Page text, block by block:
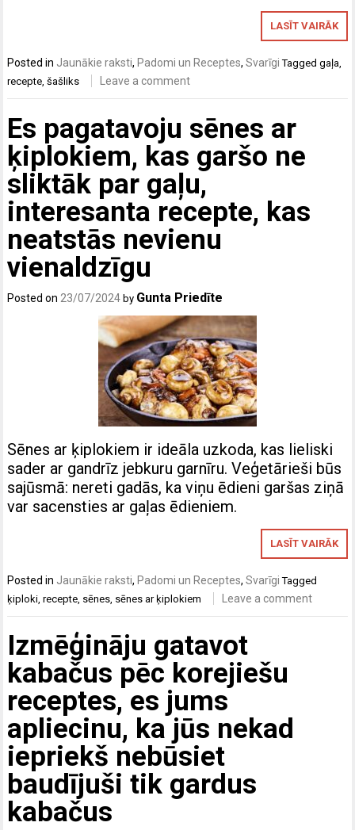
LASĪT VAIRĀK
Posted in Jaunākie raksti, Padomi un Receptes,Svarīgi Taggedgaļa,
recepte,šašliks Leave a comment
Es pagatavoju sēnes ar
ķiplokiem, kas garšo ne
sliktāk par gaļu,
interesanta recepte, kas
neatstās nevienu
vienaldzīgu
Posted on 23/07/2024 by Gunta Priedīte
Sēnes ar ķiplokiem ir ideāla uzkoda, kas lieliski
sader ar gandrīz jebkuru garnīru. Veģetārieši būs
sajūsmā: nereti gadās, ka viņu ēdieni garšas ziņā
var sacensties ar gaļas ēdieniem.
LASĪT VAIRĀK
Posted in Jaunākie raksti, Padomi un Receptes,Svarīgi Tagged
ķiploki ,recepte sēnes sēnes ar ķiplokiem Leave a comment
Izmēģināju gatavot
kabačus pēc korejiešu
receptes, es jums
apliecinu, ka jūs nekad
iepriekš nebūsiet
baudījuši tik gardus
kabačus